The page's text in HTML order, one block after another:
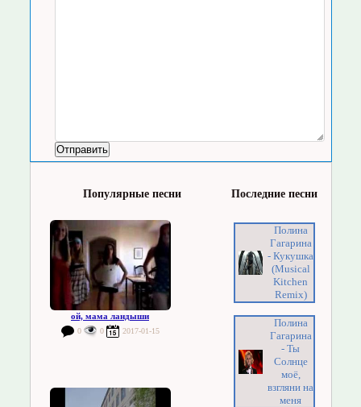
Популярные песни
ой, мама ландыши
0 0 2017-01-15
Последние песни
Полина
Гагарина
- Кукушка
(Musical
Kitchen
Remix)
Полина
Гагарина
- Ты
Солнце
моё,
взгляни на
меня